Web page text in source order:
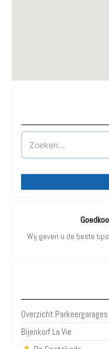
Wij geven u de beste
Overzicht Parkeergarages
Bijenkorf La Vie